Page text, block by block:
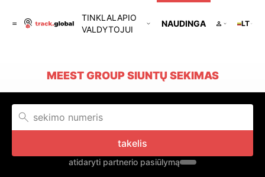
TINKLALAPIO
VALDYTOJUI
NAUDINGA LT
MEEST GROUP SIUNTŲ SEKIMAS
takelis
atidaryti partnerio pasiūlymą